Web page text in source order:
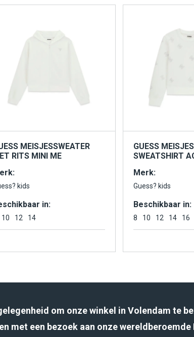
MEISJESSWEATER
RITS MINI ME
kids
in:
10 12 14
GUESS MEISJES
SWEATSHIRT
Merk:
Guess? kids
Beschikbaar in:
8 10 12 14 16
om onze winkel in Volendam te
met een bezoek aan onze